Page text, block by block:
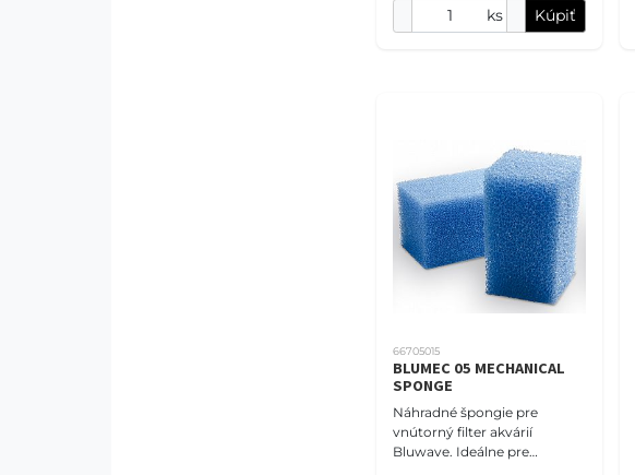
ks Kúpiť
66705015
BLUMEC 05 MECHANICAL
SPONGE
Náhradné špongie pre
vnútorný filter akvárií
Bluwave. Ideálne pre